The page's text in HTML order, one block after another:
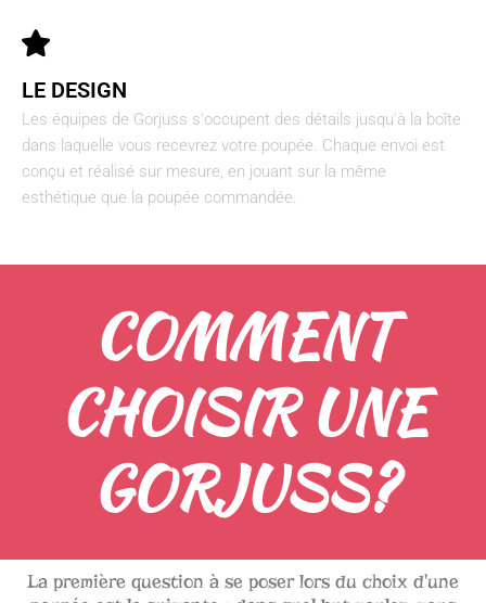
LE DESIGN
Les équipes de Gorjuss s'occupent des détails jusqu'à la boîte
dans laquelle vous recevrez votre poupée. Chaque envoi est
conçu et réalisé sur mesure, en jouant sur la même
esthétique que la poupée commandée.
COMMENT
CHOISIR UNE
GORJUSS?
La première question à se poser lors du choix d'une